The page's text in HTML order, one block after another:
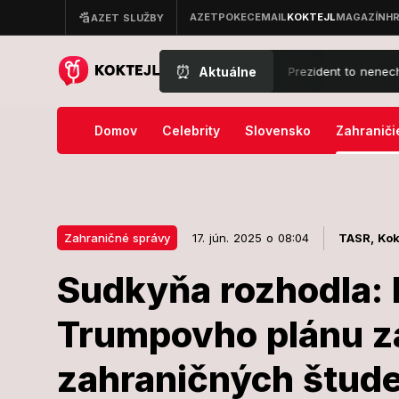
⏰ Aktuálne
prekazil Trumpovy veľké plány: Prezident to nenechal len tak
Domov Celebrity Slovensko
Zahraničné správy 17. jún. 2025 o 08:04 TASR,
Sudkyňa rozhodla:
Trumpovho plánu
zahraničných
Sudkyňa